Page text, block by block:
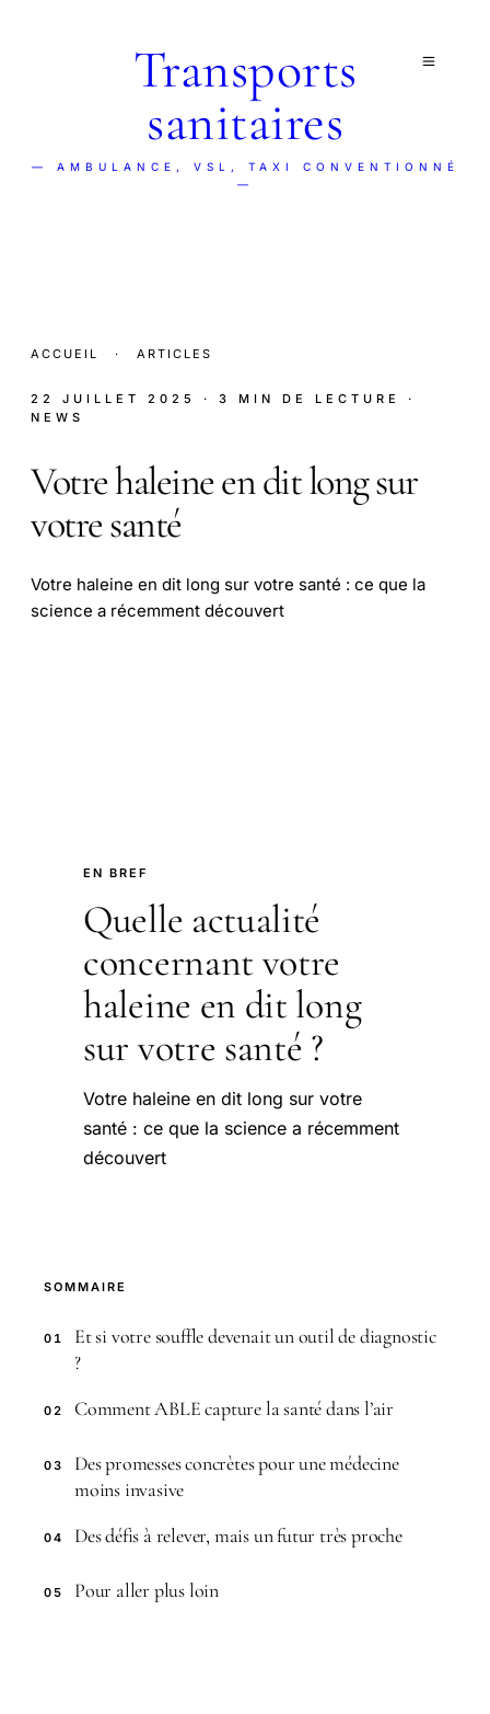
Transports
sanitaires
— AMBULANCE, VSL, TAXI CONVENTIONNÉ
—
ACCUEIL · ARTICLES
22 JUILLET 2025 · 3 MIN DE LECTURE
·
NEWS
Votre haleine en dit long sur
votre santé
Votre haleine en dit long sur votre santé : ce que la
science a récemment découvert
EN BREF
Quelle actualité
concernant votre
haleine en dit long
sur votre santé ?
Votre haleine en dit long sur votre
santé : ce que la science a récemment
découvert
SOMMAIRE
01
Et si votre souffle devenait un outil de diagnostic
?
02 Comment ABLE capture la santé dans l’air
03
Des promesses concrètes pour une médecine
moins invasive
04 Des défis à relever, mais un futur très proche
05 Pour aller plus loin